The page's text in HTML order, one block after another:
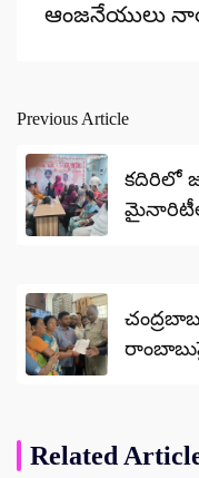
ఆంజనేయులు
Post
navigation
Previous Article
కదిరిలో
Related